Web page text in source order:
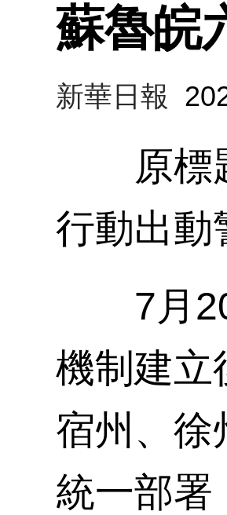
蘇魯皖
新華日報
原標題
行動出動
7月20
機制建立
宿州、徐
統一部署